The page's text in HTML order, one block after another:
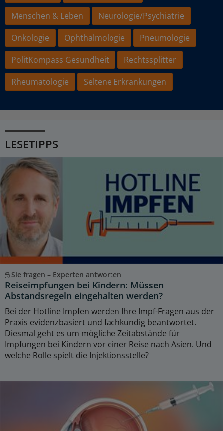
Menschen & Leben
Neurologie/Psychiatrie
Onkologie
Ophthalmologie
Pneumologie
PolitKompass Gesundheit
Rechtssplitter
Rheumatologie
Seltene Erkrankungen
LESETIPPS
Sie fragen – Experten antworten
Reiseimpfungen bei Kindern: Müssen
Abstandsregeln eingehalten werden?
Bei der Hotline Impfen werden Ihre Impf-Fragen aus der
Praxis evidenzbasiert und fachkundig beantwortet.
Diesmal geht es um mögliche Zeitabstände für
Impfungen bei Kindern vor einer Reise nach Asien. Und
welche Rolle spielt die Injektionsstelle?